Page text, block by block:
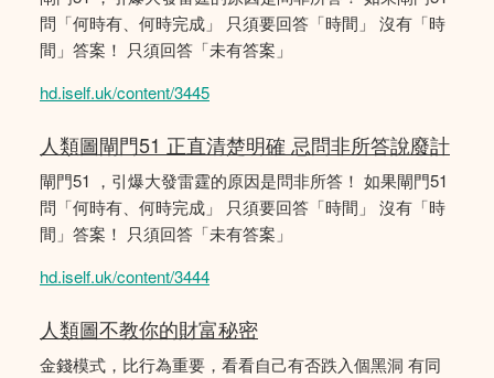
問「何時有、何時完成」 只須要回答「時間」 沒有「時
間」答案！ 只須回答「未有答案」
hd.iself.uk/content/3445
人類圖閘門51 正直清楚明確 忌問非所答說廢計
閘門51 ，引爆大發雷霆的原因是問非所答！ 如果閘門51
問「何時有、何時完成」 只須要回答「時間」 沒有「時
間」答案！ 只須回答「未有答案」
hd.iself.uk/content/3444
人類圖不教你的財富秘密
金錢模式，比行為重要，看看自己有否跌入個黑洞 有同